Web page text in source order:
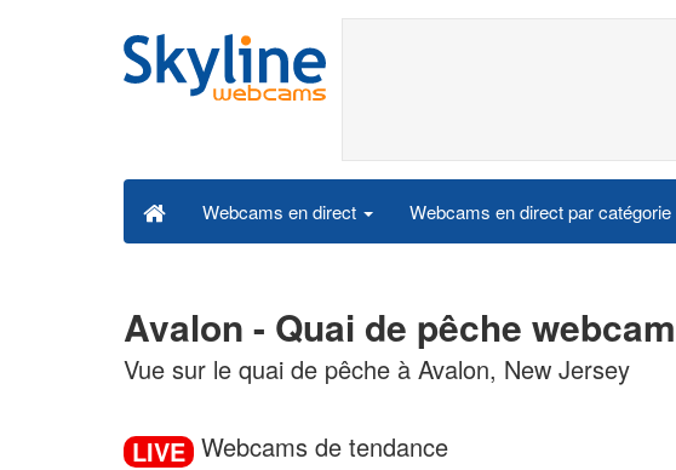
Webcams en direct Webcams en direct par catégorie
Avalon - Quai de pêche
Vue sur le quai de pêche à Avalon, New Jersey
LIVE Webcams de tendance